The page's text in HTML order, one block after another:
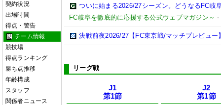
契約状況
出場時間
得点・警告
チーム情報
競技場
得点ランキング
勝ち点推移
年齢構成
スタッフ
関係者ニュース
ついに始まる2026/27シーズン。どうなるFC岐
FC岐阜を徹底的に応援する公式ウェブマガジン～ -
決戦前夜2026/27【FC東京戦/マッチプレビュー
リーグ戦
J1
第1節
J2
第1節